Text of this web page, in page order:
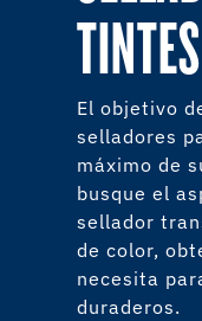
El objetivo
selladores
máximo de
busque el
sellador
de color,
necesita
duraderos.